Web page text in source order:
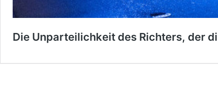
Die Unparteilichkeit des Richters, der